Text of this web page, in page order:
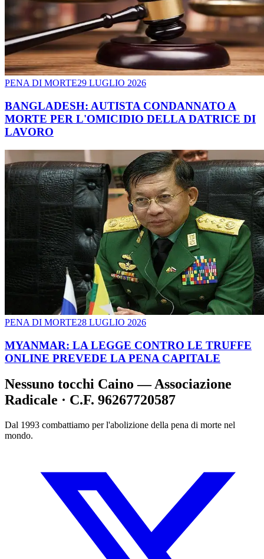
PENA DI MORTE29 LUGLIO 2026
BANGLADESH: AUTISTA CONDANNATO A
MORTE PER L'OMICIDIO DELLA DATRICE DI
LAVORO
PENA DI MORTE28 LUGLIO 2026
MYANMAR: LA LEGGE CONTRO LE TRUFFE
ONLINE PREVEDE LA PENA CAPITALE
Nessuno tocchi Caino — Associazione
Radicale · C.F. 96267720587
Dal 1993 combattiamo per l'abolizione della pena di morte nel
mondo.